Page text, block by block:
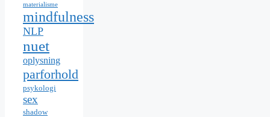
materialisme
mindfulness
NLP
nuet
oplysning
parforhold
psykologi
sex
shadow